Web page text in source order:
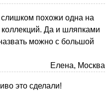
похожи одна на
коллекций. Да и шляпками
можно с большой
Елена, Москва
это сделали!